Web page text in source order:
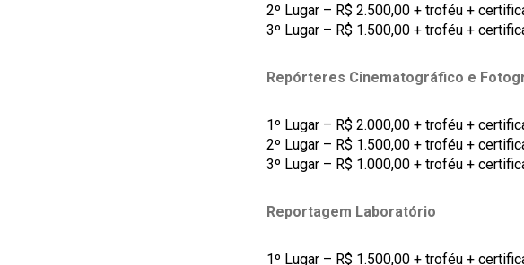
2º Lugar – R$ 2.500,00 + troféu +
3º Lugar – R$ 1.500,00 + troféu +
Repórteres Cinematográfico e
1º Lugar – R$ 2.000,00 + troféu +
2º Lugar – R$ 1.500,00 + troféu +
3º Lugar – R$ 1.000,00 + troféu +
Reportagem Laboratório
1º Lugar – R$ 1.500,00 + troféu +